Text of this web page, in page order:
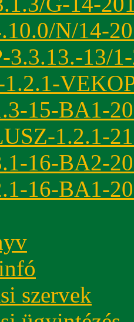
N/14-
3.3.13.-13/
15-BA1-
1.2.1-
16-BA2-
16-BA1-
szervek